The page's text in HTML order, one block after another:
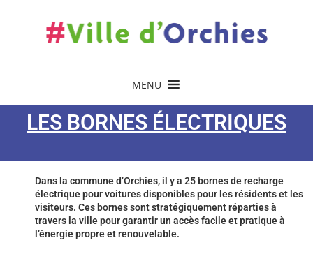
MENU
LES BORNES ÉLECTRIQUES
Dans la commune d’Orchies, il y a 25 bornes de recharge
électrique pour voitures disponibles pour les résidents et les
visiteurs. Ces bornes sont stratégiquement réparties à
travers la ville pour garantir un accès facile et pratique à
l’énergie propre et renouvelable.